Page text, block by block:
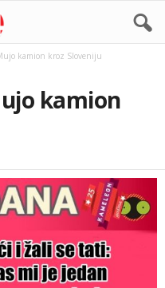
kamion kroz Sloveniju
kamion